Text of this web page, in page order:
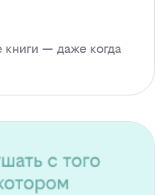
книги — даже когда